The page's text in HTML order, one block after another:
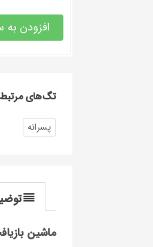
افزودن به
تگ‌های مرتبط
پسرانه
ماشین